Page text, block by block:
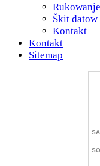
Rukowanje
Škit datow
Kontakt
Kontakt
Sitemap